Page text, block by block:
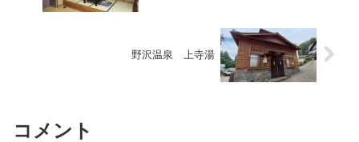
野沢温泉 上寺湯
コメント